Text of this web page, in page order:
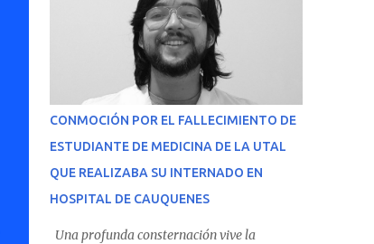
CONMOCIÓN POR EL FALLECIMIENTO DE
ESTUDIANTE DE MEDICINA DE LA UTAL
QUE REALIZABA SU INTERNADO EN
HOSPITAL DE CAUQUENES
Una profunda consternación vive la